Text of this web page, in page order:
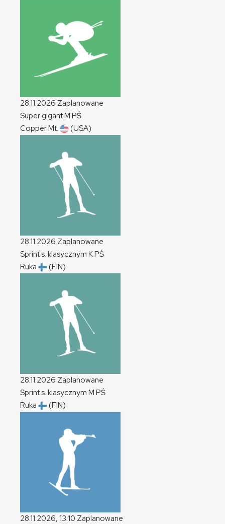
28.11.2026 Zaplanowane
Super gigantM PŚ
Copper Mt.
(USA)
28.11.2026 Zaplanowane
Sprint s. klasycznym KPŚ
Ruka
(FIN)
28.11.2026 Zaplanowane
Sprint s. klasycznym M PŚ
Ruka
(FIN)
28.11.2026, 13:10 Zaplanowane